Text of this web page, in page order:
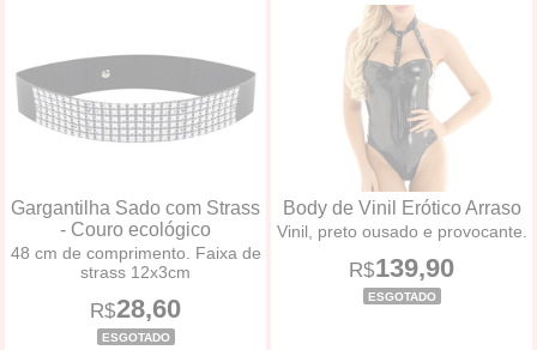
Gargantilha Sado com Strass
- Couro ecológico
48 cm de comprimento. Faixa de
strass 12x3cm
R$28,60
ESGOTADO
Body de Vinil Erótico Arraso
Vinil, preto ousado e provocante.
R$139,90
ESGOTADO